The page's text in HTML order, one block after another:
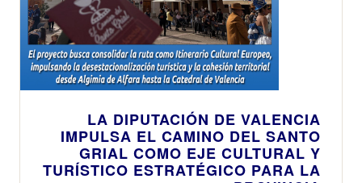
LA DIPUTACIÓN DE VALENCIA
IMPULSA EL CAMINO DEL SANTO
GRIAL COMO EJE CULTURAL Y
TURÍSTICO ESTRATÉGICO PARA LA